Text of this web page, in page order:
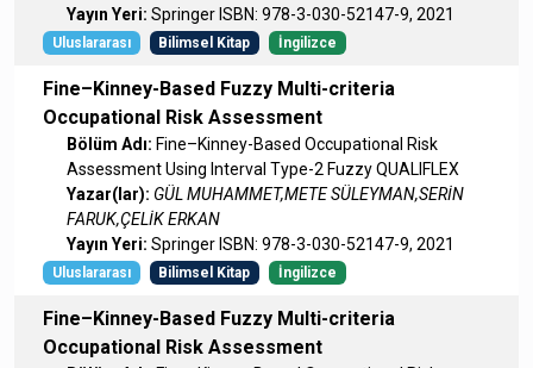
Yayın Yeri: Springer ISBN: 978-3-030-52147-9, 2021
Uluslararası Bilimsel Kitap İngilizce
Fine–Kinney-Based Fuzzy Multi-criteria
Occupational Risk Assessment
Bölüm Adı: Fine–Kinney-Based Occupational Risk
Assessment Using Interval Type-2 Fuzzy QUALIFLEX
Yazar(lar): GÜL MUHAMMET,METE SÜLEYMAN,SERİN
FARUK,ÇELİK ERKAN
Yayın Yeri: Springer ISBN: 978-3-030-52147-9, 2021
Uluslararası Bilimsel Kitap İngilizce
Fine–Kinney-Based Fuzzy Multi-criteria
Occupational Risk Assessment